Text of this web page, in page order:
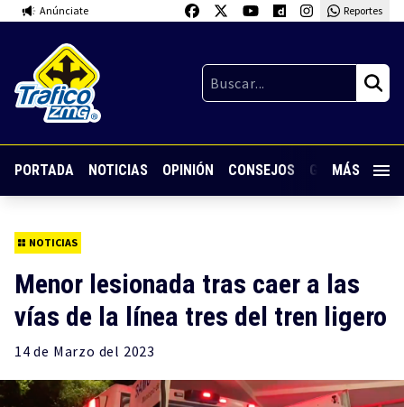
Anúnciate Reportes
PORTADA NOTICIAS OPINIÓN CONSEJOS GUARDIA
MÁS
NOTICIAS
Menor lesionada tras caer a las
vías de la línea tres del tren ligero
14 de Marzo del 2023